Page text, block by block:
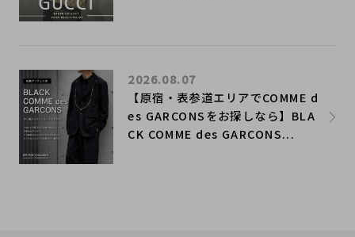
【原宿・表参道エリアでCOMME d
es GARCONSをお探しなら】BLA
CK COMME des GARCONS...
2026.08.07